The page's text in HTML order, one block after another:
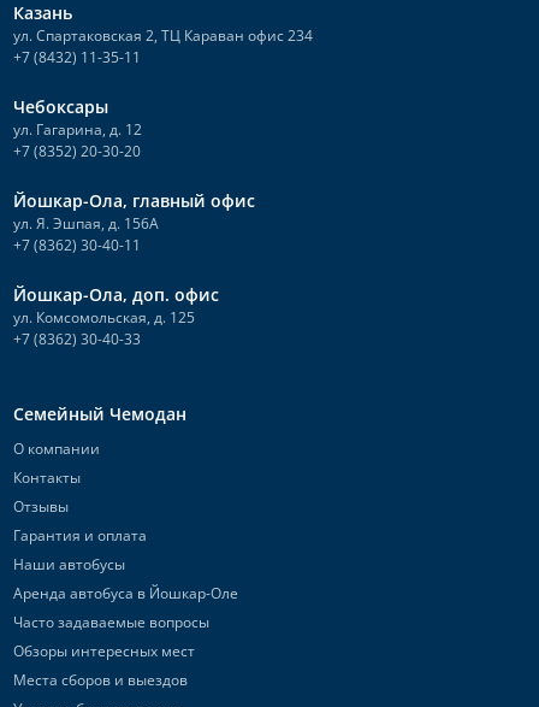
Казань
ул. Спартаковская 2, ТЦ Караван офис 234
+7 (8432) 11-35-11
Чебоксары
ул. Гагарина, д. 12
+7 (8352) 20-30-20
Йошкар-Ола, главный офис
ул. Я. Эшпая, д. 156А
+7 (8362) 30-40-11
Йошкар-Ола, доп. офис
ул. Комсомольская, д. 125
+7 (8362) 30-40-33
Семейный Чемодан
О компании
Контакты
Отзывы
Гарантия и оплата
Наши автобусы
Аренда автобуса в Йошкар-Оле
Часто задаваемые вопросы
Обзоры интересных мест
Места сборов и выездов